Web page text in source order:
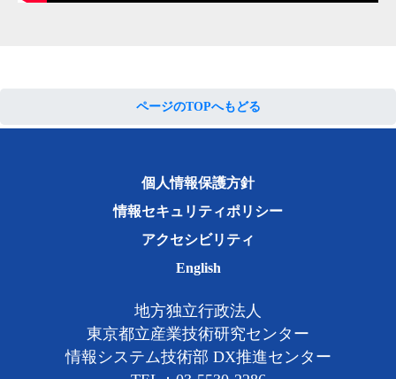
ページのTOPへもどる
個人情報保護方針
情報セキュリティポリシー
アクセシビリティ
English
地方独立行政法人
東京都立産業技術研究センター
情報システム技術部 DX推進センター